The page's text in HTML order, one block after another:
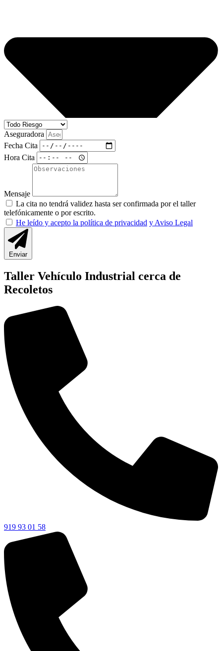
Aseguradora
Fecha Cita
Hora Cita
Mensaje
La cita no tendrá validez hasta ser confirmada por el taller
telefónicamente o por escrito.
He leído y acepto la política de privacidad y Aviso Legal
Enviar
Taller Vehículo Industrial cerca de
Recoletos
919 93 01 58